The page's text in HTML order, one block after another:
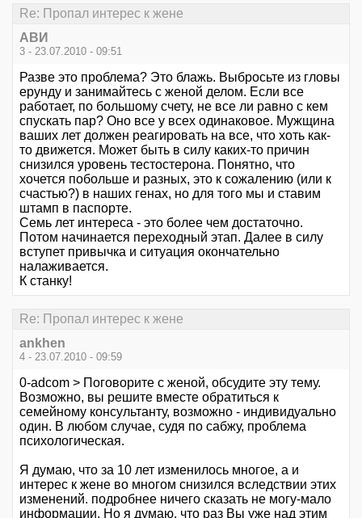
Re: Пропал интерес к жене
АВИ
3 - 23.07.2010 - 09:51
Разве это проблема? Это блажь. Выбросьте из гловы
ерунду и занимайтесь с женой делом. Если все
работает, по большому счету, не все ли равно с кем
спускать пар? Оно все у всех одинаковое. Мужщина
ваших лет должен реагировать на все, что хоть как-
то движется. Может быть в силу каких-то причин
снизился уровень тестостерона. Понятно, что
хочется побольше и разных, это к сожалению (или к
счастью?) в наших генах, но для того мы и ставим
штамп в паспорте.
Семь лет интереса - это более чем достаточно.
Потом начинается переходный этап. Далее в силу
вступет привычка и ситуация окончательно
налаживается.
К станку!
Re: Пропал интерес к жене
ankhen
4 - 23.07.2010 - 09:59
0-adcom > Поговорите с женой, обсудите эту тему.
Возможно, вы решите вместе обратиться к
семейному консультанту, возможно - индивидуально
один. В любом случае, судя по сабжу, проблема
психологическая.
Я думаю, что за 10 лет изменилось многое, а и
интерес к жене во многом снизился вследствии этих
изменений. подробнее ничего сказать не могу-мало
информации. Но я думаю, что раз Вы уже над этим